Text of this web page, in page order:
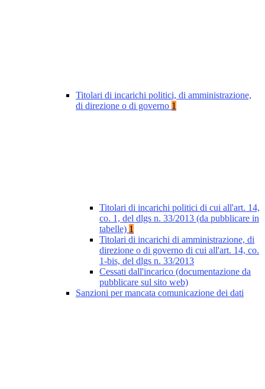
Titolari di incarichi politici, di amministrazione,
di direzione o di governo 1
Titolari di incarichi politici di cui all'art. 14,
co. 1, del dlgs n. 33/2013 (da pubblicare in
tabelle) 1
Titolari di incarichi di amministrazione, di
direzione o di governo di cui all'art. 14, co.
1-bis, del dlgs n. 33/2013
Cessati dall'incarico (documentazione da
pubblicare sul sito web)
Sanzioni per mancata comunicazione dei dati